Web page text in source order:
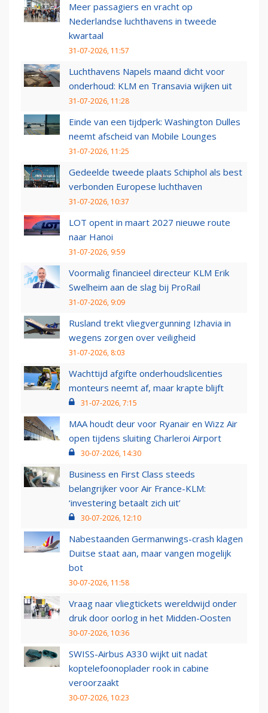
Meer passagiers en vracht op
Nederlandse luchthavens in tweede
kwartaal
31-07-2026, 11:57
Luchthavens Napels maand dicht voor
onderhoud: KLM en Transavia wijken uit
31-07-2026, 11:28
Einde van een tijdperk: Washington Dulles
neemt afscheid van Mobile Lounges
31-07-2026, 11:25
Gedeelde tweede plaats Schiphol als best
verbonden Europese luchthaven
31-07-2026, 10:37
LOT opent in maart 2027 nieuwe route
naar Hanoi
31-07-2026, 9:59
Voormalig financieel directeur KLM Erik
Swelheim aan de slag bij ProRail
31-07-2026, 9:09
Rusland trekt vliegvergunning Izhavia in
wegens zorgen over veiligheid
31-07-2026, 8:03
Wachttijd afgifte onderhoudslicenties
monteurs neemt af, maar krapte blijft
31-07-2026, 7:15
MAA houdt deur voor Ryanair en Wizz Air
open tijdens sluiting Charleroi Airport
30-07-2026, 14:30
Business en First Class steeds
belangrijker voor Air France-KLM:
‘investering betaalt zich uit’
30-07-2026, 12:10
Nabestaanden Germanwings-crash klagen
Duitse staat aan, maar vangen mogelijk
bot
30-07-2026, 11:58
Vraag naar vliegtickets wereldwijd onder
druk door oorlog in het Midden-Oosten
30-07-2026, 10:36
SWISS-Airbus A330 wijkt uit nadat
koptelefoonoplader rook in cabine
veroorzaakt
30-07-2026, 10:23